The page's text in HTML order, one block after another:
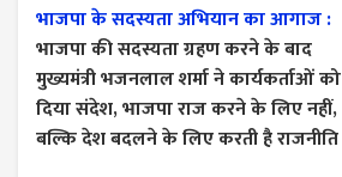
भाजपा के सदस्यता अभियान का आगाज :
भाजपा की सदस्यता ग्रहण करने के बाद
मुख्यमंत्री भजनलाल शर्मा ने कार्यकर्ताओं को
दिया संदेश, भाजपा राज करने के लिए नहीं,
बल्कि देश बदलने के लिए करती है राजनीति